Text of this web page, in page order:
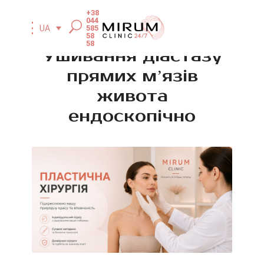
UA
+38
044
585
58
58
Ушивання діастазу
прямих мʼязів
живота
ендоскопічно